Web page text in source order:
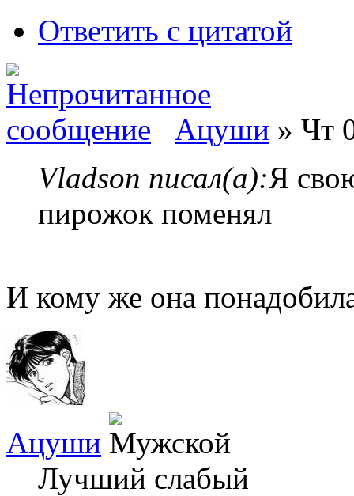
Ответить с цитатой
Ацуши » Чт
Vladson писал(а):Я
пирожок поменял
И кому же она
Ацуши
Лучший слабый